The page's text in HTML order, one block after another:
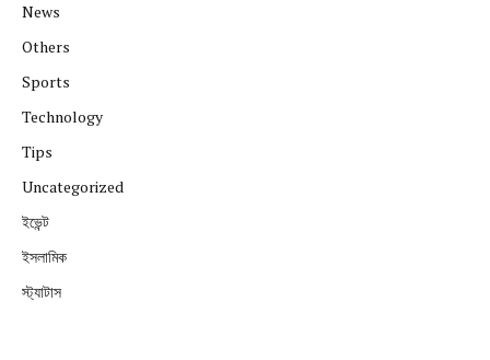
News
Others
Sports
Technology
Tips
Uncategorized
ইভেন্ট
ইসলামিক
স্ট্যাটাস